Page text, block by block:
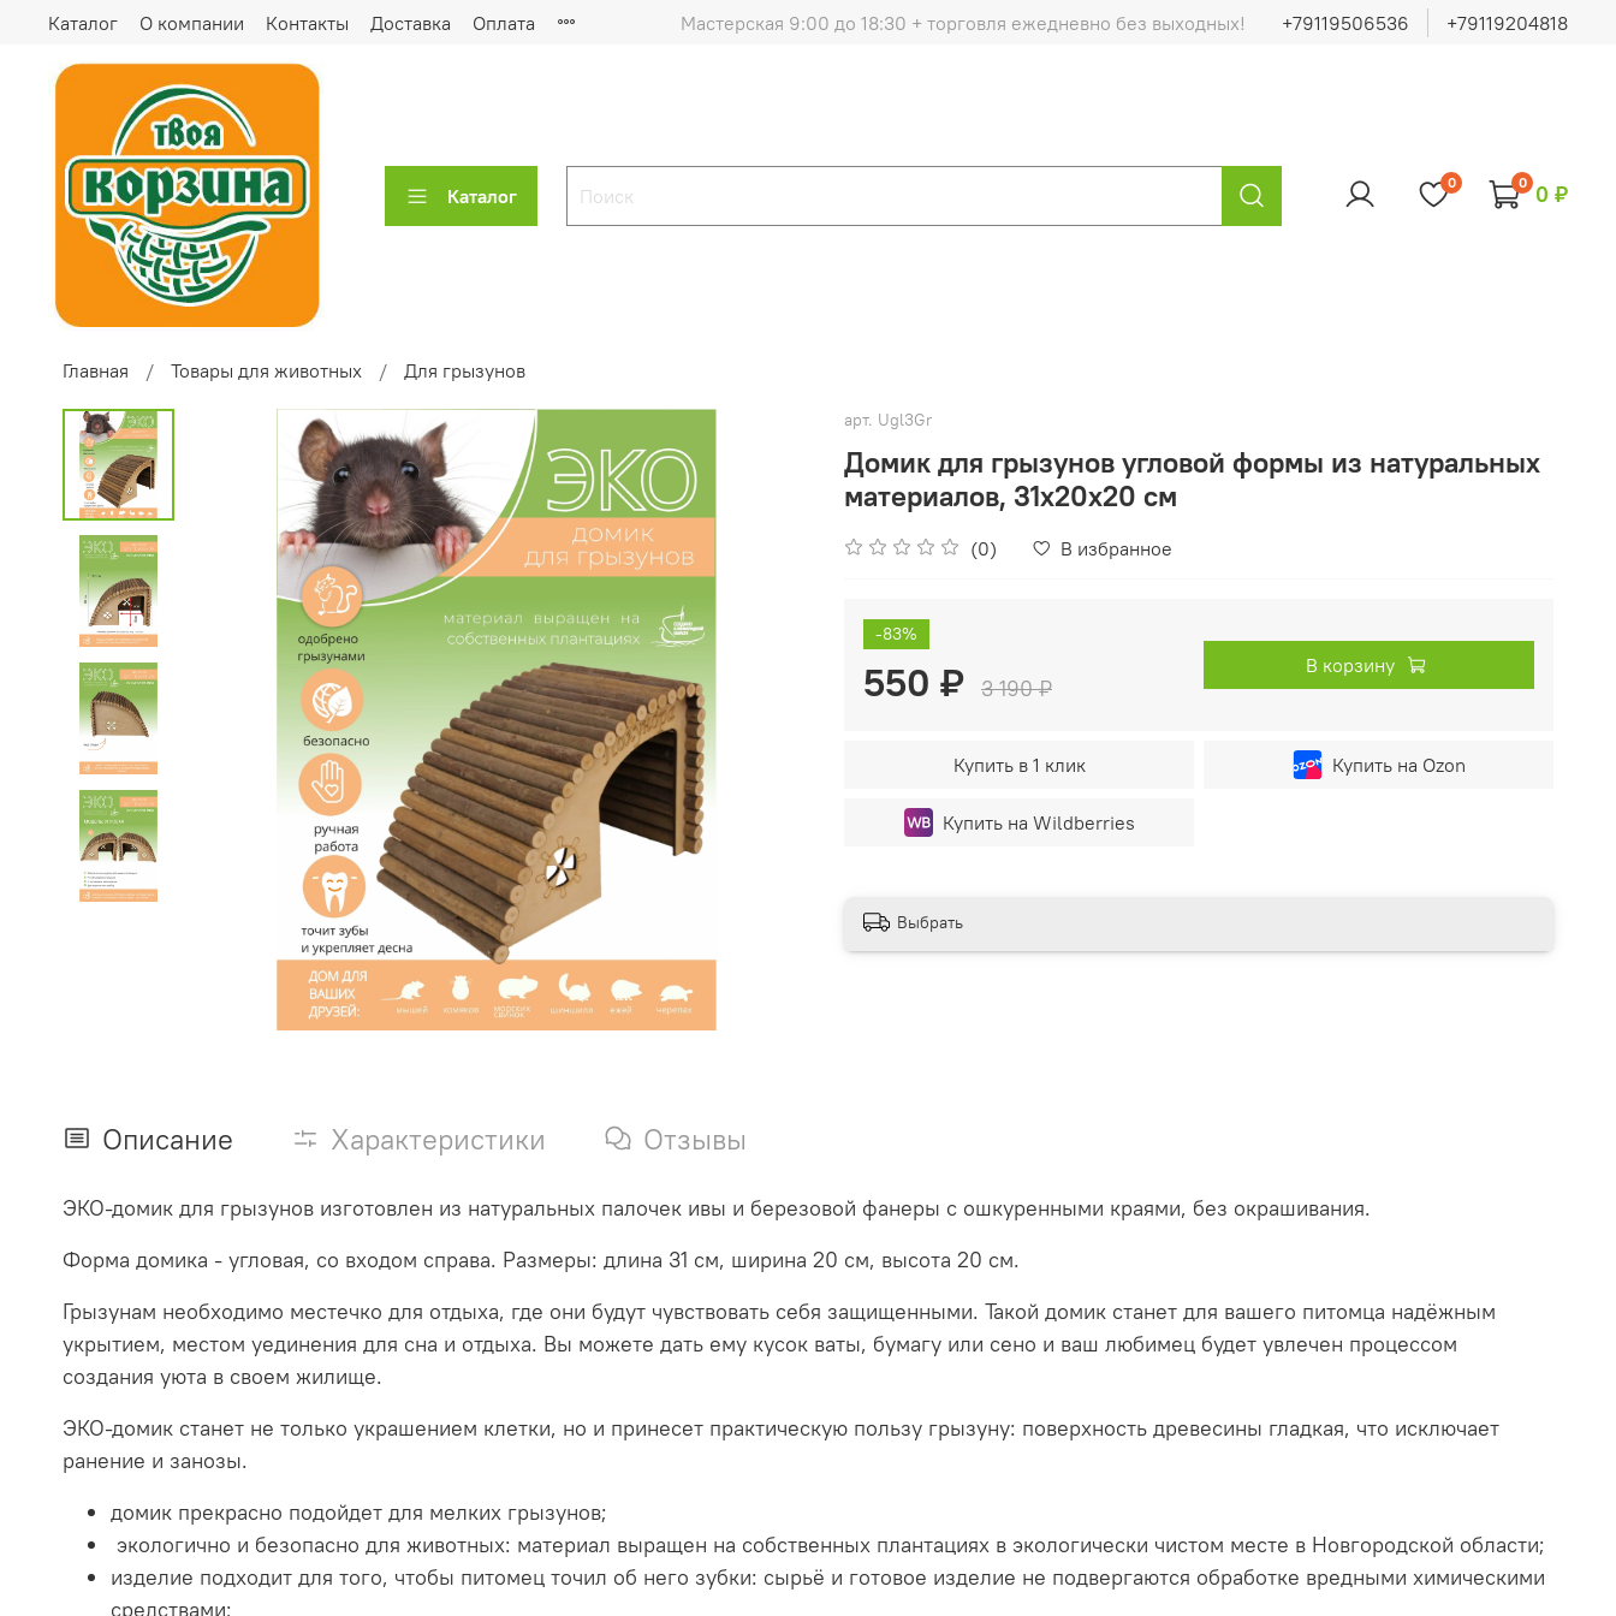
Каталог О компании Контакты Доставка Оплата Мастерская 9:00 до 18:30 + торговля ежедневно без выходных! +79119506536 +79119204818
Каталог
0 0 0 ₽
Главная Товары для животных Для грызунов
арт. Ugl3Gr
Домик для грызунов угловой формы из натуральных
материалов, 31х20х20 см
(0) В избранное
-83%
550 ₽ 3 190 ₽
В корзину
Купить в 1 клик Купить на Ozon
Купить на Wildberries
Выбрать
Описание Характеристики Отзывы
ЭКО-домик для грызунов изготовлен из натуральных палочек ивы и березовой фанеры с ошкуренными краями, без окрашивания.
Форма домика - угловая, со входом справа. Размеры: длина 31 см, ширина 20 см, высота 20 см.
Грызунам необходимо местечко для отдыха, где они будут чувствовать себя защищенными. Такой домик станет для вашего питомца надёжным
укрытием, местом уединения для сна и отдыха. Вы можете дать ему кусок ваты, бумагу или сено и ваш любимец будет увлечен процессом
создания уюта в своем жилище.
ЭКО-домик станет не только украшением клетки, но и принесет практическую пользу грызуну: поверхность древесины гладкая, что исключает
ранение и занозы.
домик прекрасно подойдет для мелких грызунов;
экологично и безопасно для животных: материал выращен на собственных плантациях в экологически чистом месте в Новгородской области;
изделие подходит для того, чтобы питомец точил об него зубки: сырьё и готовое изделие не подвергаются обработке вредными химическими
средствами;